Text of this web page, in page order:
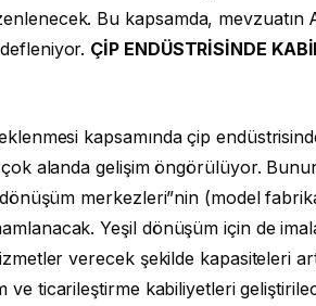
Bu kapsamda, mevzuatın
ÇİP ENDÜSTRİSİNDE
kapsamında çip
alanda gelişim öngörülüyor.
merkezleri”nin (model
Yeşil dönüşüm için de
verecek şekilde kapasiteleri
ve ticarileştirme kabiliyetleri